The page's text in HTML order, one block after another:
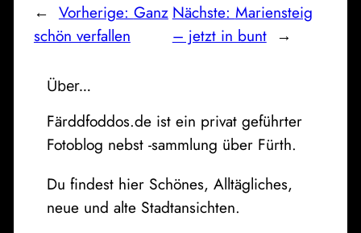
← Vorherige: Ganz
schön verfallen
Nächste: Mariensteig
– jetzt in bunt →
Über…
Färddfoddos.de ist ein privat geführter
Fotoblog nebst -sammlung über Fürth.
Du findest hier Schönes, Alltägliches,
neue und alte Stadtansichten.